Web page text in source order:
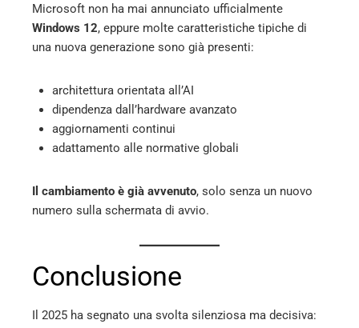
Microsoft non ha mai annunciato ufficialmente
Windows 12, eppure molte caratteristiche tipiche di
una nuova generazione sono già presenti:
architettura orientata all’AI
dipendenza dall’hardware avanzato
aggiornamenti continui
adattamento alle normative globali
Il cambiamento è già avvenuto, solo senza un nuovo
numero sulla schermata di avvio.
Conclusione
Il 2025 ha segnato una svolta silenziosa ma decisiva: